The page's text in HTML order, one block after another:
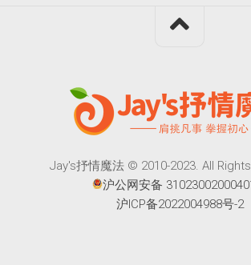
Jay's抒情魔法 © 2010-2023. All
沪公网安备
沪ICP备2022004988号-2